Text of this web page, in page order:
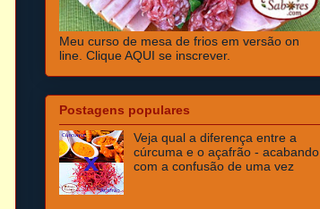
Meu curso de mesa de frios em versão on
line. Clique AQUI se inscrever.
Postagens populares
Veja qual a diferença entre a
cúrcuma e o açafrão - acabando
com a confusão de uma vez